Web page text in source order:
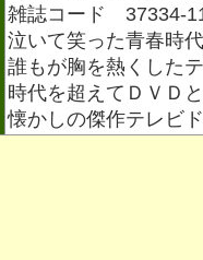
雑誌コード 37334-
泣いて笑った青春時
誰もが胸を熱くした
時代を超えてＤＶＤ
懐かしの傑作テレビ